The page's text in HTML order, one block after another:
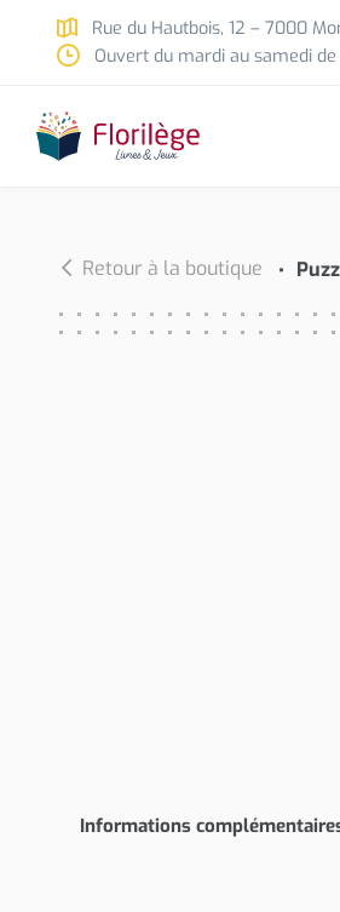
Skip to main content
Rue du Hautbois, 12 – 7000
Ouvert du mardi au samedi de
Retour à la boutique
Informations